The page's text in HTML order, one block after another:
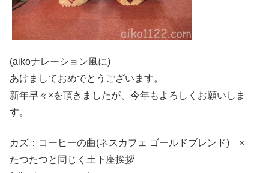
(aikoナレーション風に)
あけましておめでとうございます。
新年早々×を頂きましたが、今年もよろしくお願いしま
す。
カズ：コーヒーの曲(ネスカフェ ゴールドブレンド) ×
たつたつと同じく土下座挨拶